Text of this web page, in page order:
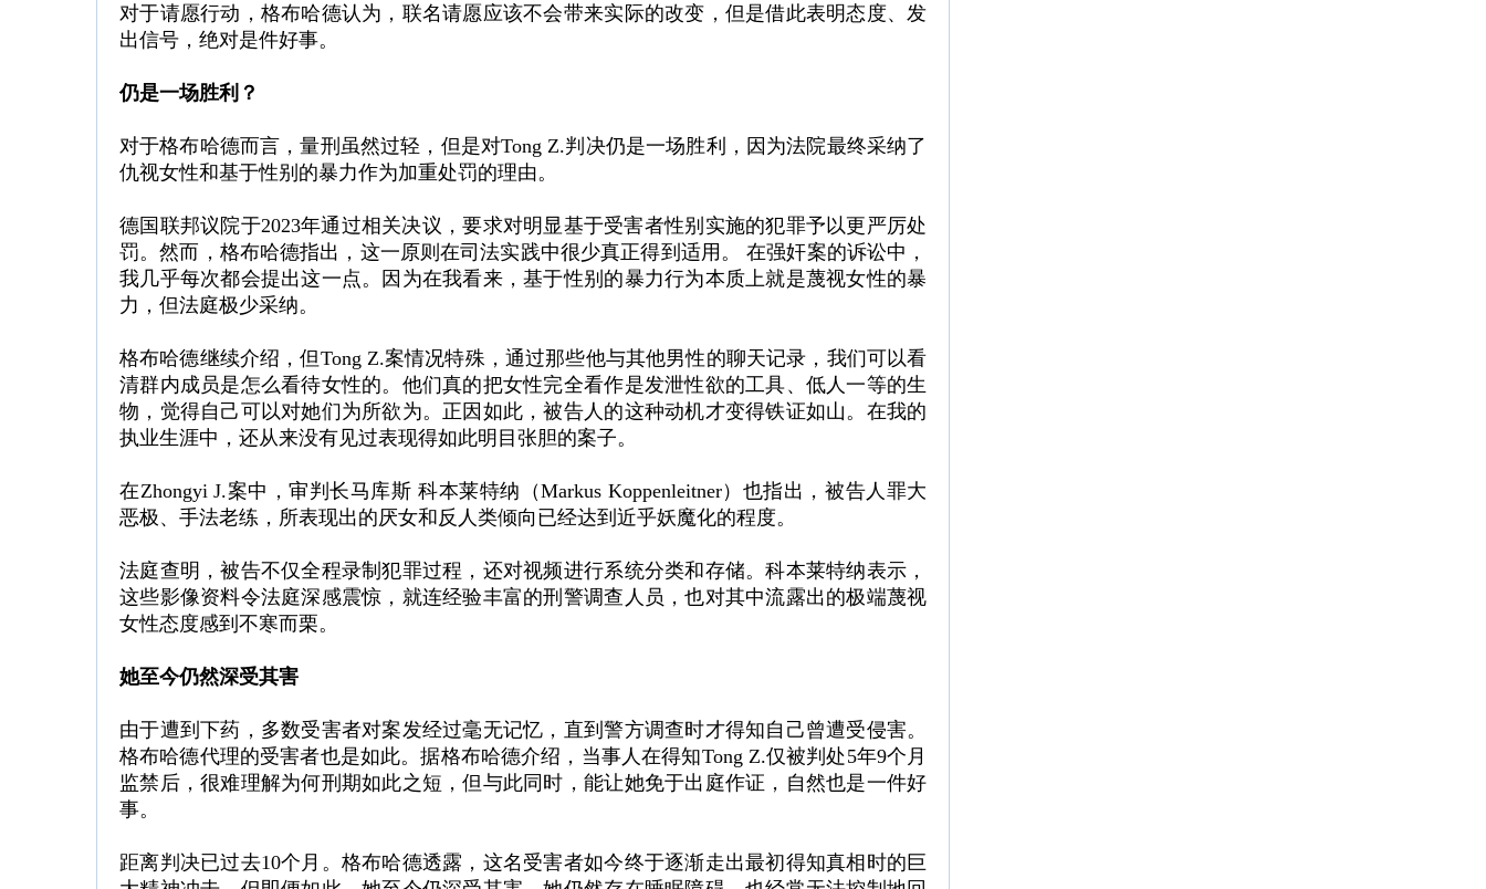
对于请愿行动，格布哈德认为，联名请愿应该不会带来实际的改变，但是借此表明态度、发
出信号，绝对是件好事。
仍是一场胜利？
对于格布哈德而言，量刑虽然过轻，但是对Tong Z.判决仍是一场胜利，因为法院最终采纳了
仇视女性和基于性别的暴力作为加重处罚的理由。
德国联邦议院于2023年通过相关决议，要求对明显基于受害者性别实施的犯罪予以更严厉处
罚。然而，格布哈德指出，这一原则在司法实践中很少真正得到适用。 在强奸案的诉讼中，
我几乎每次都会提出这一点。因为在我看来，基于性别的暴力行为本质上就是蔑视女性的暴
力，但法庭极少采纳。
格布哈德继续介绍，但Tong Z.案情况特殊，通过那些他与其他男性的聊天记录，我们可以看
清群内成员是怎么看待女性的。他们真的把女性完全看作是发泄性欲的工具、低人一等的生
物，觉得自己可以对她们为所欲为。正因如此，被告人的这种动机才变得铁证如山。在我的
执业生涯中，还从来没有见过表现得如此明目张胆的案子。
在Zhongyi J.案中，审判长马库斯 科本莱特纳（Markus Koppenleitner）也指出，被告人罪大
恶极、手法老练，所表现出的厌女和反人类倾向已经达到近乎妖魔化的程度。
法庭查明，被告不仅全程录制犯罪过程，还对视频进行系统分类和存储。科本莱特纳表示，
这些影像资料令法庭深感震惊，就连经验丰富的刑警调查人员，也对其中流露出的极端蔑视
女性态度感到不寒而栗。
她至今仍然深受其害
由于遭到下药，多数受害者对案发经过毫无记忆，直到警方调查时才得知自己曾遭受侵害。
格布哈德代理的受害者也是如此。据格布哈德介绍，当事人在得知Tong Z.仅被判处5年9个月
监禁后，很难理解为何刑期如此之短，但与此同时，能让她免于出庭作证，自然也是一件好
事。
距离判决已过去10个月。格布哈德透露，这名受害者如今终于逐渐走出最初得知真相时的巨